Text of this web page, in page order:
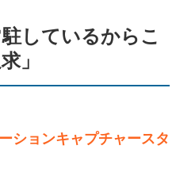
しているからこ
」
ションキャプチャースタ